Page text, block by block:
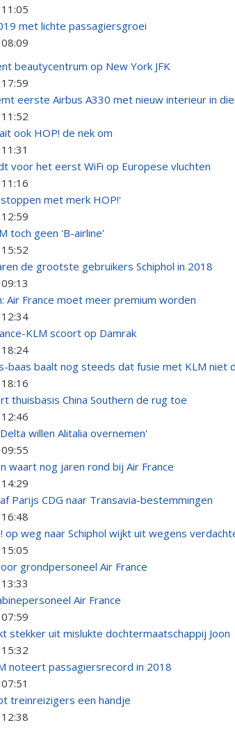
met lichte passagiersgroei
beautycentrum op New York JFK
eerste Airbus A330 met nieuw interieur in
ook HOP! de nek om
voor het eerst WiFi op Europese vluchten
stoppen met merk HOP!'
toch geen 'B-airline'
de grootste gebruikers Schiphol in 2018
Air France moet meer premium worden
KLM scoort op Damrak
baas baalt nog steeds dat fusie met KLM niet
thuisbasis China Southern de rug toe
willen Alitalia overnemen'
waart nog jaren rond bij Air France
Parijs CDG naar Transavia-bestemmingen
op weg naar Schiphol wijkt uit wegens
grondpersoneel Air France
Air France
stekker uit mislukte dochtermaatschappij Joon
noteert passagiersrecord in 2018
treinreizigers een handje